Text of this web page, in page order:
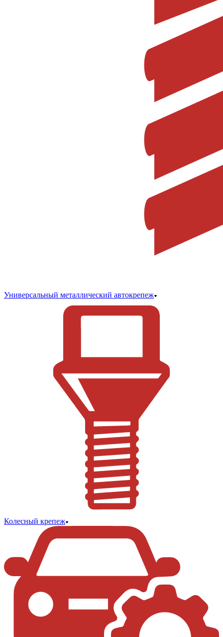
Универсальный металлический автокрепеж
Колесный крепеж